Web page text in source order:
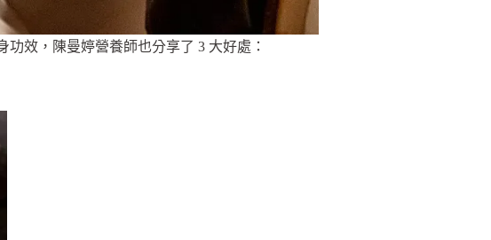
效，陳曼婷營養師也分享了 3 大好處：